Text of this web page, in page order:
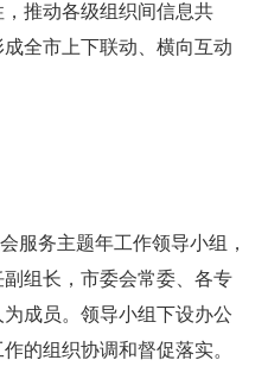
推动各级组织间信息共
全市上下联动、横向互动
服务主题年工作领导小组，
组长，市委会常委、各专
成员。领导小组下设办公
的组织协调和督促落实。